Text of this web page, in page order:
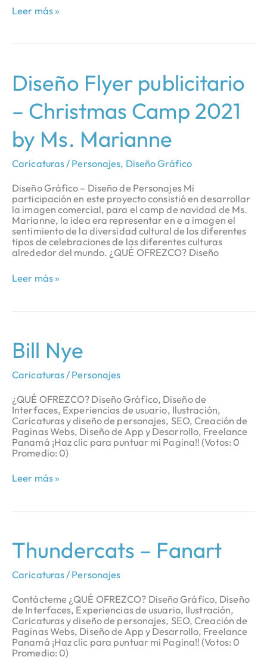
Leer más »
Diseño Flyer publicitario
– Christmas Camp 2021
by Ms. Marianne
Caricaturas / Personajes, Diseño Gráfico
Diseño Gráfico – Diseño de Personajes Mi
participación en este proyecto consistió en desarrollar
la imagen comercial, para el camp de navidad de Ms.
Marianne, la idea era representar en e a imagen el
sentimiento de la diversidad cultural de los diferentes
tipos de celebraciones de las diferentes culturas
alrededor del mundo. ¿QUÉ OFREZCO? Diseño
Diseño
Flyer
publicitario
Christmas
2021
by
Ms.
Marianne
Leer más »
Bill Nye
Caricaturas / Personajes
¿QUÉ OFREZCO? Diseño Gráfico, Diseño de
Interfaces, Experiencias de usuario, Ilustración,
Caricaturas y diseño de personajes, SEO, Creación de
Paginas Webs, Diseño de App y Desarrollo, Freelance
Panamá ¡Haz clic para puntuar mi Pagina!! (Votos: 0
Promedio: 0)
Bill
Nye
Leer más »
Thundercats – Fanart
Caricaturas / Personajes
Contácteme ¿QUÉ OFREZCO? Diseño Gráfico, Diseño
de Interfaces, Experiencias de usuario, Ilustración,
Caricaturas y diseño de personajes, SEO, Creación de
Paginas Webs, Diseño de App y Desarrollo, Freelance
Panamá ¡Haz clic para puntuar mi Pagina!! (Votos: 0
Promedio: 0)
Thundercats